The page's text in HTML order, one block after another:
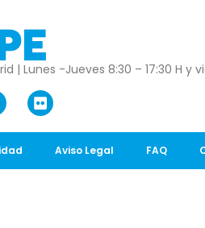
| Lunes -Jueves 8:30 – 17:30 H y
Aviso Legal FAQ